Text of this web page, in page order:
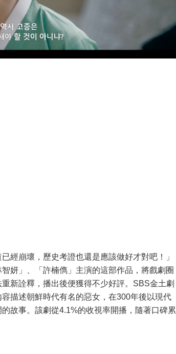
經崩壞，歷史考證也還是應該做好才對吧！」
妍」、「許楠儁」主演的這部作品，將戲劇圈
新詮釋，播出後便獲得不少好評。SBS金土劇
描述朝鮮時代有名的惡女，在300年後以現代
故事。該劇從4.1%的收視率開播，隨著口碑累